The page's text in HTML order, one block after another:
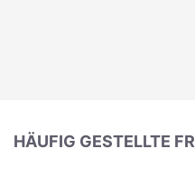
HÄUFIG GESTELLTE